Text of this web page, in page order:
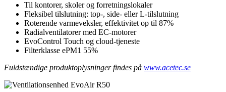
Til kontorer, skoler og forretningslokaler
Fleksibel tilslutning: top-, side- eller L-tilslutning
Roterende varmeveksler, effektivitet op til 87%
Radialventilatorer med EC-motorer
EvoControl Touch og cloud-tjeneste
Filterklasse ePM1 55%
Fuldstændige produktoplysninger findes på www.acetec.se